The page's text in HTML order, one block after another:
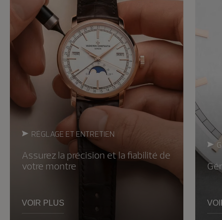
RÉGLAGE ET ENTRETIEN
Assurez la précision et la fiabilité de
votre montre
VOIR PLUS